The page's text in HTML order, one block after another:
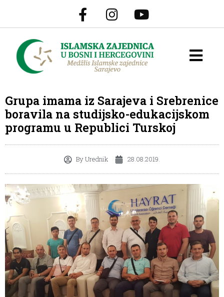
Grupa imama iz Sarajeva i Srebrenice
boravila na studijsko-edukacijskom
programu u Republici Turskoj
ByUrednik 28.08.2019.